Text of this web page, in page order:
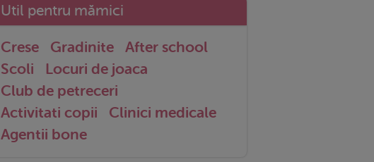
Util pentru mămici
Crese Gradinite
After school
Scoli
Locuri de joaca
Club de petreceri
Activitati copii
Clinici medicale
Agentii bone